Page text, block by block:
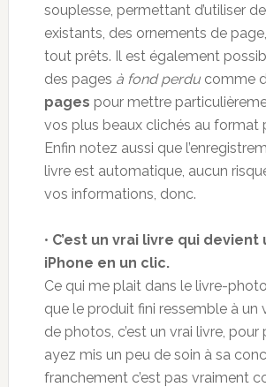
souplesse, permettant d’utiliser
existants, des ornements de
tout prêts. Il est également
des pages à fond perducomme
pages pour mettre
vos plus beaux clichés au format
Enfin notez aussi que
livre est automatique, aucun
vos informations, donc.
• C’est un vrai livre qui devient
iPhone en un clic.
Ce qui me plait dans le livre-photo
que le produit fini ressemble à un
de photos, c’est un vrai livre, pour
ayez mis un peu de soin à sa
franchement c’est pas vraiment